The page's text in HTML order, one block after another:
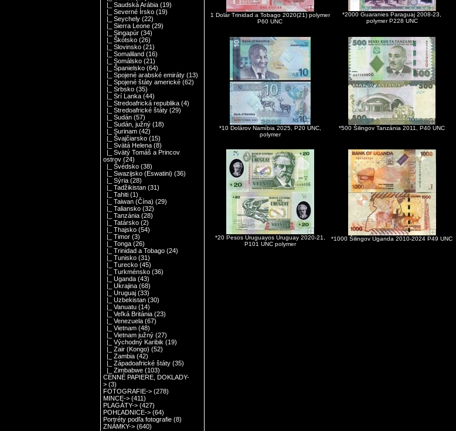
|_ Saudská Arábia (19)
|_ Severné Írsko (19)
|_ Seychely (22)
|_ Sierra Leone (29)
|_ Singapúr (34)
|_ Škótsko (26)
|_ Slovinsko (21)
|_ Somaliland (16)
|_ Somálsko (21)
|_ Španielsko (64)
|_ Spojené arabské emiráty (13)
|_ Spojené štáty americké (62)
|_ Srbsko (35)
|_ Srí Lanka (44)
|_ Stredoafrická republika (4)
|_ Stredoafrické štáty (29)
|_ Sudán (57)
|_ Sudán, južný (18)
|_ Surinam (42)
|_ Švajčiarsko (15)
|_ Svätá Helena (8)
|_ Svätý Tomáš a Princov
ostrov (24)
|_ Švédsko (38)
|_ Swazijsko (Eswatini) (36)
|_ Sýria (28)
|_ Tadžikistan (31)
|_ Tahiti (1)
|_ Taiwan (Čína) (29)
|_ Taliansko (32)
|_ Tanzánia (28)
|_ Tatársko (2)
|_ Thajsko (54)
|_ Timor (3)
|_ Tonga (26)
|_ Trinidad a Tobago (24)
|_ Tunisko (31)
|_ Turecko (45)
|_ Turkménsko (36)
|_ Uganda (43)
|_ Ukrajina (68)
|_ Uruguaj (33)
|_ Uzbekistan (30)
|_ Vanuatu (14)
|_ Veľká Británia (23)
|_ Venezuela (67)
|_ Vietnam (48)
|_ Vietnam južný (27)
|_ Východný Karibik (19)
|_ Zair (Kongo) (52)
|_ Zambia (42)
|_ Západoafrické štáty (35)
|_ Zimbabwe (103)
CENNÉ PAPIERE, DOKLADY-
> (3)
FOTOGRAFIE-> (278)
MINCE-> (411)
PLAGÁTY-> (427)
POHĽADNICE-> (64)
Portréty podľa fotografie (8)
ZNÁMKY-> (640)
1 Dolár Trinidad a Tobago 2020(21) polymer
P60 UNC
*2000 Guaranies Paraguaj 2008-23,
polymer P228 UNC
*10 Dolárov Namíbia 2025, P20 UNC,
polymer
*500 Šilingov Tanzánia 2011, P40 UNC
*20 Pesos Uruguayos Uruguay 2020-21,
P101 UNC polymer
*1000 Šilingov Uganda 2010-2024 P49 UNC